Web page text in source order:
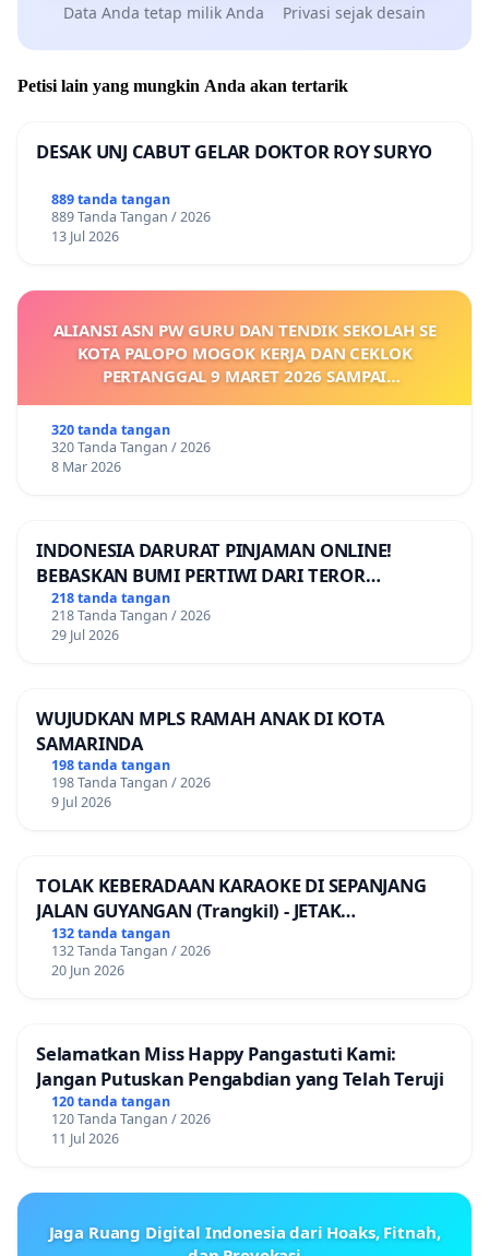
Data Anda tetap milik Anda Privasi sejak desain
Petisi lain yang mungkin Anda akan tertarik
DESAK UNJ CABUT GELAR DOKTOR ROY SURYO
889 tanda tangan
889 Tanda Tangan / 2026
13 Jul 2026
ALIANSI ASN PW GURU DAN TENDIK SEKOLAH SE
KOTA PALOPO MOGOK KERJA DAN CEKLOK
PERTANGGAL 9 MARET 2026 SAMPAI
KEJELASAN SUMBER GAJI POKOK
320 tanda tangan
320 Tanda Tangan / 2026
8 Mar 2026
INDONESIA DARURAT PINJAMAN ONLINE!
BEBASKAN BUMI PERTIWI DARI TEROR
PINJAMAN ONLINE! TUTUP PINJOL!
218 tanda tangan
218 Tanda Tangan / 2026
29 Jul 2026
WUJUDKAN MPLS RAMAH ANAK DI KOTA
SAMARINDA
198 tanda tangan
198 Tanda Tangan / 2026
9 Jul 2026
TOLAK KEBERADAAN KARAOKE DI SEPANJANG
JALAN GUYANGAN (Trangkil) - JETAK
(Wedarijaksa) Kab. PATI
132 tanda tangan
132 Tanda Tangan / 2026
20 Jun 2026
Selamatkan Miss Happy Pangastuti Kami:
Jangan Putuskan Pengabdian yang Telah Teruji
120 tanda tangan
120 Tanda Tangan / 2026
11 Jul 2026
Jaga Ruang Digital Indonesia dari Hoaks, Fitnah,